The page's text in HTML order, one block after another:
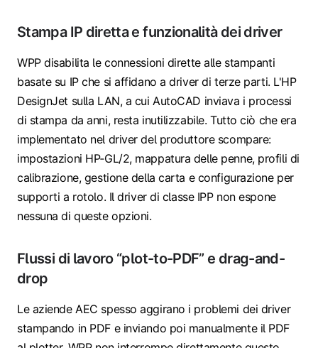
Stampa IP diretta e funzionalità dei driver
WPP disabilita le connessioni dirette alle stampanti
basate su IP che si affidano a driver di terze parti. L'HP
DesignJet sulla LAN, a cui AutoCAD inviava i processi
di stampa da anni, resta inutilizzabile. Tutto ciò che era
implementato nel driver del produttore scompare:
impostazioni HP‑GL/2, mappatura delle penne, profili di
calibrazione, gestione della carta e configurazione per
supporti a rotolo. Il driver di classe IPP non espone
nessuna di queste opzioni.
Flussi di lavoro “plot-to-PDF” e drag-and-
drop
Le aziende AEC spesso aggirano i problemi dei driver
stampando in PDF e inviando poi manualmente il PDF